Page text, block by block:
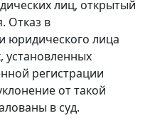
лиц, открытый
Отказ в
юридического лица
установленных
регистрации
от такой
в суд.